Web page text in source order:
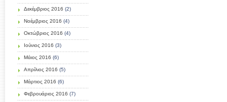
Δεκέμβριος 2016 (2)
Νοέμβριος 2016 (4)
Οκτώβριος 2016 (4)
Ιούνιος 2016 (3)
Μάιος 2016 (6)
Απρίλιος 2016 (5)
Μάρτιος 2016 (6)
Φεβρουάριος 2016 (7)